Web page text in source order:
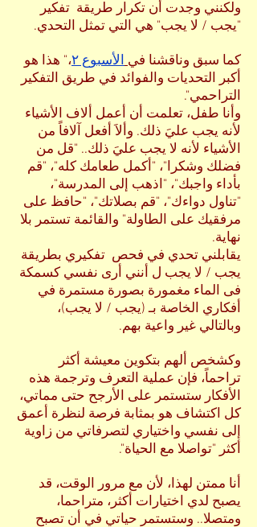
ولكنني وجدت أن تكرار طريقة تفكير
"يجب / لا يجب" هي التي تمثل التحدي.
كما سبق وناقشنا في الأسبوع ٢ ،" هذا هو
أكبر التحديات والفوائد في طريق التفكير
التراحمي".
وأنا طفل، تعلمت أن أعمل ألاف الأشياء
لأنه يجب عليَ ذلك. وألاَ أفعل آلافاً من
الأشياء لأنه لا يجب عليَ ذلك.. "قل من
فضلك وشكرا"، "أكمل طعامك كله"، "قم
بأداء واجبك"، "اذهب إلى المدرسة"،
"تناول دواءك"، "قم بصلاتك"، "حافظ على
مرفقيك على الطاولة" والقائمة تستمر بلا
نهاية.
يقابلني تحدي في فحص تفكيري بطريقة
يجب / لا يجب ل أنني أرى نفسي كسمكة
فى الماء مغمورة بصورة مستمرة في
أفكاري الخاصة بـ (يجب / لا يجب)،
وبالتالي غير واعية بهم.
وكشخص ألهم بتكوين معيشة أكثر
تراحماً، فإن عملية التعرف وترجمة هذه
الأفكار ستستمر على الأرجح حتى مماتي،
كل اكتشاف هو بمثابة فرصة لنظرة أعمق
إلى نفسي واختياري لتصرفاتي من زاوية
أكثر "تواصلا مع الحياة".
أنا ممتن لهذا، لأن مع مرور الوقت، قد
يصبح لدي اختيارات أكثر، متراحما،
ومتصلا.. وستستمر حياتي في أن تصبح